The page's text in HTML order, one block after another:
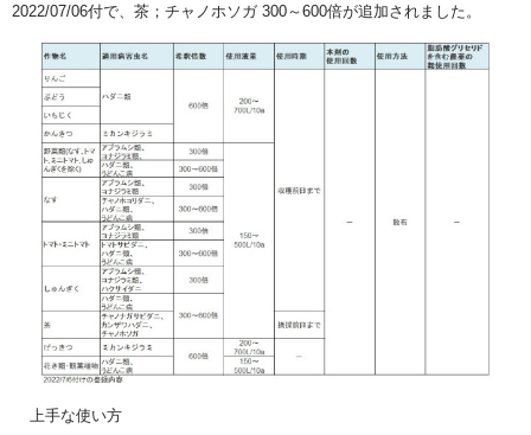
2022/07/06付で、茶；チャノホソガ 300～600倍が追加されました。
上手な使い方